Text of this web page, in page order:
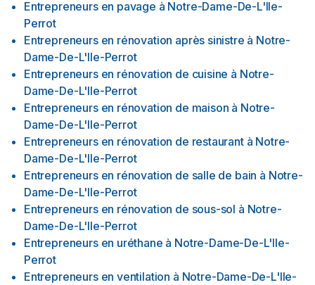
Entrepreneurs en pavage à Notre-Dame-De-L'Ile-
Perrot
Entrepreneurs en rénovation après sinistre à Notre-
Dame-De-L'Ile-Perrot
Entrepreneurs en rénovation de cuisine à Notre-
Dame-De-L'Ile-Perrot
Entrepreneurs en rénovation de maison à Notre-
Dame-De-L'Ile-Perrot
Entrepreneurs en rénovation de restaurant à Notre-
Dame-De-L'Ile-Perrot
Entrepreneurs en rénovation de salle de bain à Notre-
Dame-De-L'Ile-Perrot
Entrepreneurs en rénovation de sous-sol à Notre-
Dame-De-L'Ile-Perrot
Entrepreneurs en uréthane à Notre-Dame-De-L'Ile-
Perrot
Entrepreneurs en ventilation à Notre-Dame-De-L'Ile-